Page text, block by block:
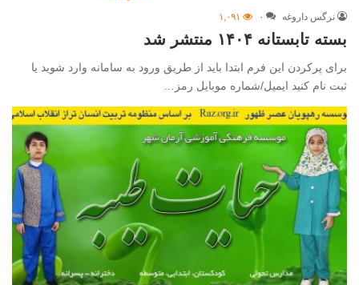
نرگس داروغه ۰ ۱,۰۹۱
بسته تابستانه ۱۴۰۴ منتشر شد
برای پرکردن این فرم ابتدا باید از طریق ورود به سامانه وارد شوید یا
ثبت نام کنید ایمیل/شماره موبایل رمز…